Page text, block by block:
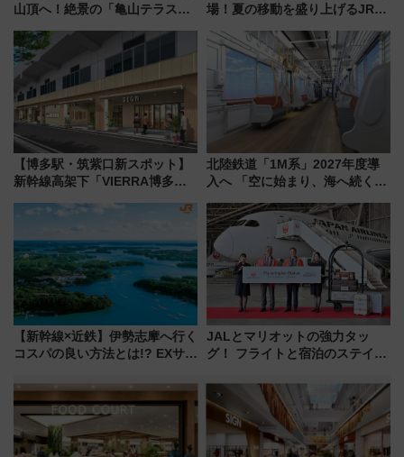
山頂へ！絶景の「亀山テラス
暇村のお得な日帰りプランも登
場
場！夏の移動を盛り上げるJR九
月7日限定 ソフトバンクホーク
スとコラボ
【博多駅・筑紫口新スポット】
新幹線高架下「VIERRA博多テ
など注目の全6店舗 「博多活憩
北陸鉄道「1M系」2027年度導
入へ 「空に始まり、海へ続く」
神秘的なデザイン
【新幹線×近鉄】伊勢志摩へ行く
コスパの良い方法とは!? EXサー
パス」の購入方法と紙版・デジ
タル版の違いを解説
JALとマリオットの強力タッ
グ！ フライトと宿泊のステイタ
上級会員資格を効率よく獲得す
る方法を解説